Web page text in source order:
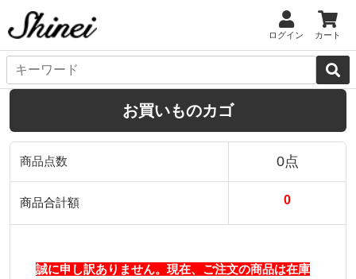
ログイン カート
お買いものカゴ
商品点数 0点
商品合計額 0
誠に申し訳ありません。現在、ご注文の商品は在庫